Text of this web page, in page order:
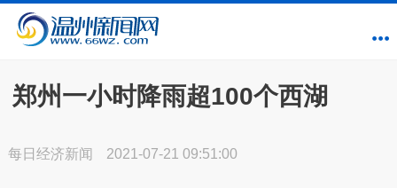
郑州一小时降雨超100个西湖
每日经济新闻 2021-07-21 09:51:00